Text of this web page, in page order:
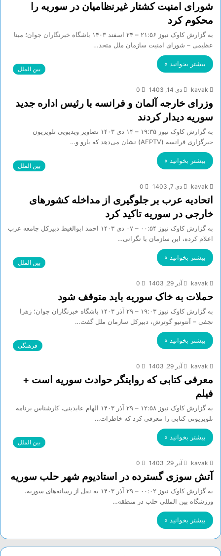
شورای امنیت کشتار غیرنظامیان در سوریه را
محکوم کرد
به گزارش کاوک نیوز ۲۱:۵۶ – ۲۴ اسفند ۱۴۰۳ باشگاه خبرنگاران جوان؛ مینا
عظیمی – شورای امنیت سازمان ملل متحد…
بیشتر بخوانید »
بین الملل
kavak دی 14, 1403 0
وزرای خارجه آلمان و فرانسه با رئیس اداره جدید
سوریه دیدار کردند
به گزارش کاوک نیوز ۱۹:۳۵ – ۱۴ دی ۱۴۰۳ تصاویر ویدیویی تلویزیون
خبرگزاری فرانسه (AFPTV) نشان می‌دهد که بارو و…
بیشتر بخوانید »
بین الملل
kavak دی 7, 1403 0
اتحادیه عرب بر جلوگیری از مداخله کشور‌های
خارجی در سوریه تاکید کرد
به گزارش کاوک نیوز ۰۰:۵۴ – ۰۷ دی ۱۴۰۳ احمد ابوالغیط دبیرکل جامعه عرب
اعلام کرده، این سازمان با نگرانی…
بیشتر بخوانید »
بین الملل
kavak آذر 29, 1403 0
حملات به خاک سوریه باید متوقف شود
به گزارش کاوک نیوز ۱۹:۰۳ – ۲۹ آذر ۱۴۰۳ باشگاه خبرنگاران جوان؛ زهرا
نجفی – آنتونیو گوترش، دبیرکل سازمان ملل گفت…
بیشتر بخوانید »
فرهنگی
kavak آذر 29, 1403 0
معرفی کتابی که روایتگر حوادث سوریه است +
فیلم
به گزارش کاوک نیوز ۱۲:۵۸ – ۲۹ آذر ۱۴۰۳ الهام عابدینی، کارشناس برنامه
تلویزیونی کتابی را معرفی کرد که خاطرات…
بیشتر بخوانید »
بین الملل
kavak آذر 29, 1403 0
آتش سوزی گسترده در استادیوم شهر حلب سوریه
به گزارش کاوک نیوز ۰۰:۰۲ – ۲۹ آذر ۱۴۰۳ به نقل از رسانه‌های سوریه،
ورزشگاه بین المللی حلب در منطقه…
بیشتر بخوانید »